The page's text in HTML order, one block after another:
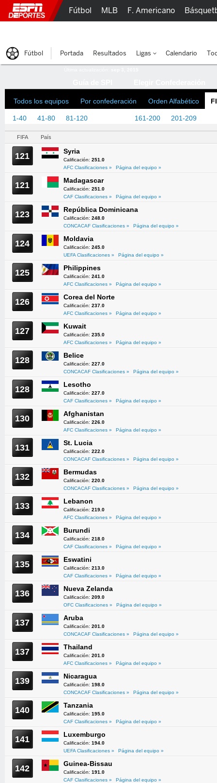
Todos los equipos Por confederación Orden Alfabético
1-40 41-80 81-120 161-200 201-209
FIFA País
121 Syria
Calificación: 251.0
AFC Clasificaciones »
Página del equipo »
121 Madagascar
Calificación: 251.0
CAF Clasificaciones »
Página del equipo »
123 República Dominicana
Calificación: 248.0
CONCACAF Clasificaciones »
Página del equipo »
124 Moldavia
Calificación: 245.0
UEFA Clasificaciones »
Página del equipo »
125 Philippines
Calificación: 241.0
AFC Clasificaciones »
Página del equipo »
126 Corea del Norte
Calificación: 237.0
AFC Clasificaciones »
Página del equipo »
127 Kuwait
Calificación: 235.0
AFC Clasificaciones »
Página del equipo »
128 Belice
Calificación: 227.0
CONCACAF Clasificaciones »
Página del equipo »
128 Lesotho
Calificación: 227.0
CAF Clasificaciones »
Página del equipo »
130 Afghanistan
Calificación: 226.0
AFC Clasificaciones »
Página del equipo »
131 St. Lucia
Calificación: 222.0
CONCACAF Clasificaciones »
Página del equipo »
132 Bermudas
Calificación: 220.0
CONCACAF Clasificaciones »
Página del equipo »
133 Lebanon
Calificación: 219.0
AFC Clasificaciones »
Página del equipo »
134 Burundi
Calificación: 218.0
CAF Clasificaciones »
Página del equipo »
135 Eswatini
Calificación: 213.0
CAF Clasificaciones »
Página del equipo »
136 Nueva Zelanda
Calificación: 209.0
OFC Clasificaciones »
Página del equipo »
137 Aruba
Calificación: 201.0
CONCACAF Clasificaciones »
Página del equipo »
137 Thailand
Calificación: 201.0
AFC Clasificaciones »
Página del equipo »
139 Nicaragua
Calificación: 198.0
CONCACAF Clasificaciones »
Página del equipo »
140 Tanzania
Calificación: 195.0
CAF Clasificaciones »
Página del equipo »
141 Luxemburgo
Calificación: 194.0
UEFA Clasificaciones »
Página del equipo »
142 Guinea-Bissau
Calificación: 191.0
CAF Clasificaciones »
Página del equipo »
Fútbol MLB F. Americano
Fútbol Portada Resultados Ligas Calendario